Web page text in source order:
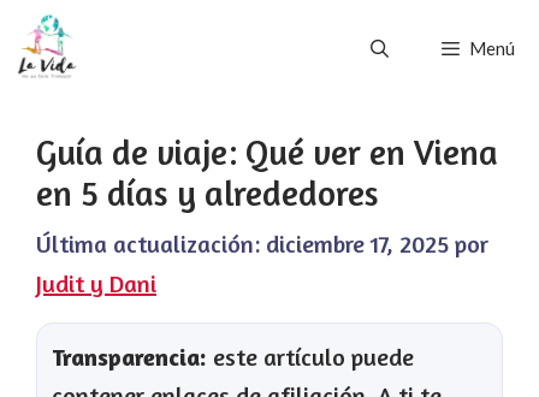
Saltar
Menú
Guía de viaje: Qué ver en Viena
en 5 días y alrededores
Última actualización: diciembre 17, 2025 por
Judit y Dani
Transparencia: este artículo puede